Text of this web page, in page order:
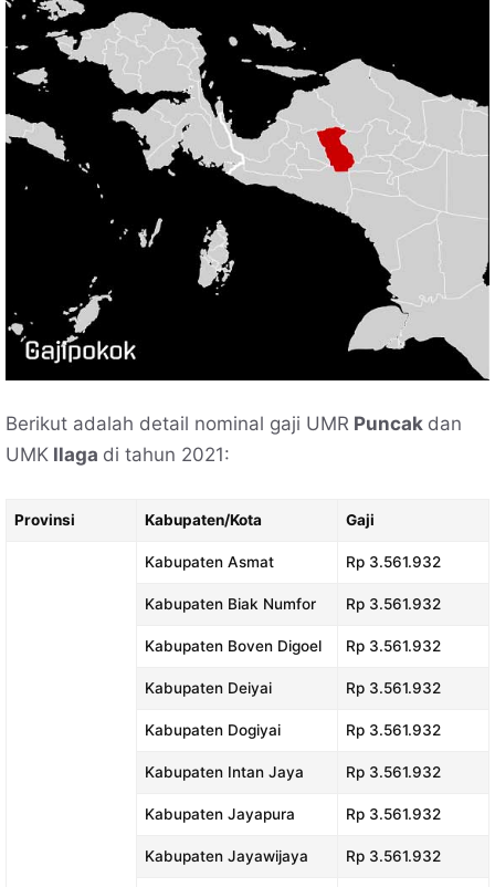
Berikut adalah detail nominal gaji UMR Puncak dan
UMK Ilaga di tahun 2021:
Provinsi Kabupaten/Kota Gaji
Kabupaten Asmat Rp 3.561.932
Kabupaten Biak Numfor Rp 3.561.932
Kabupaten Boven Digoel Rp 3.561.932
Kabupaten Deiyai Rp 3.561.932
Kabupaten Dogiyai Rp 3.561.932
Kabupaten Intan Jaya Rp 3.561.932
Kabupaten Jayapura Rp 3.561.932
Kabupaten Jayawijaya Rp 3.561.932